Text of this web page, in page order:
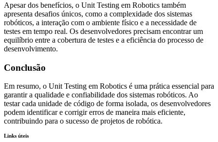
Apesar dos benefícios, o Unit Testing em Robotics também
apresenta desafios únicos, como a complexidade dos sistemas
robóticos, a interação com o ambiente físico e a necessidade de
testes em tempo real. Os desenvolvedores precisam encontrar um
equilíbrio entre a cobertura de testes e a eficiência do processo de
desenvolvimento.
Conclusão
Em resumo, o Unit Testing em Robotics é uma prática essencial para
garantir a qualidade e confiabilidade dos sistemas robóticos. Ao
testar cada unidade de código de forma isolada, os desenvolvedores
podem identificar e corrigir erros de maneira mais eficiente,
contribuindo para o sucesso de projetos de robótica.
Links úteis